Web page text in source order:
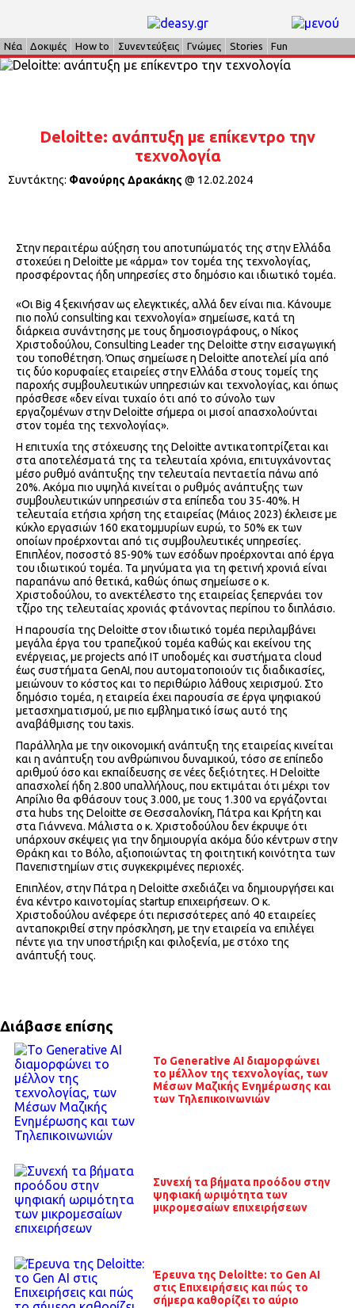
Νέα Δοκιμές How to Συνεντεύξεις Γνώμες Stories Fun
Deloitte: ανάπτυξη με επίκεντρο την
τεχνολογία
Συντάκτης: Φανούρης Δρακάκης @ 12.02.2024
Στην περαιτέρω αύξηση του αποτυπώματός της στην Ελλάδα
στοχεύει η Deloitte με «άρμα» τον τομέα της τεχνολογίας,
προσφέροντας ήδη υπηρεσίες στο δημόσιο και ιδιωτικό τομέα.
«Οι Big 4 ξεκινήσαν ως ελεγκτικές, αλλά δεν είναι πια. Κάνουμε
πιο πολύ consulting και τεχνολογία» σημείωσε, κατά τη
διάρκεια συνάντησης με τους δημοσιογράφους, ο Νίκος
Χριστοδούλου, Consulting Leader της Deloitte στην εισαγωγική
του τοποθέτηση. Όπως σημείωσε η Deloitte αποτελεί μία από
τις δύο κορυφαίες εταιρείες στην Ελλάδα στους τομείς της
παροχής συμβουλευτικών υπηρεσιών και τεχνολογίας, και όπως
πρόσθεσε «δεν είναι τυχαίο ότι από το σύνολο των
εργαζομένων στην Deloitte σήμερα οι μισοί απασχολούνται
στον τομέα της τεχνολογίας».
Η επιτυχία της στόχευσης της Deloitte αντικατοπτρίζεται και
στα αποτελέσματά της τα τελευταία χρόνια, επιτυγχάνοντας
μέσο ρυθμό ανάπτυξης την τελευταία πενταετία πάνω από
20%. Ακόμα πιο υψηλά κινείται ο ρυθμός ανάπτυξης των
συμβουλευτικών υπηρεσιών στα επίπεδα του 35-40%. Η
τελευταία ετήσια χρήση της εταιρείας (Μάιος 2023) έκλεισε με
κύκλο εργασιών 160 εκατομμυρίων ευρώ, το 50% εκ των
οποίων προέρχονται από τις συμβουλευτικές υπηρεσίες.
Επιπλέον, ποσοστό 85-90% των εσόδων προέρχονται από έργα
του ιδιωτικού τομέα. Τα μηνύματα για τη φετινή χρονιά είναι
παραπάνω από θετικά, καθώς όπως σημείωσε ο κ.
Χριστοδούλου, το ανεκτέλεστο της εταιρείας ξεπερνάει τον
τζίρο της τελευταίας χρονιάς φτάνοντας περίπου το διπλάσιο.
Η παρουσία της Deloitte στον ιδιωτικό τομέα περιλαμβάνει
μεγάλα έργα του τραπεζικού τομέα καθώς και εκείνου της
ενέργειας, με projects από ΙΤ υποδομές και συστήματα cloud
έως συστήματα GenAI, που αυτοματοποιούν τις διαδικασίες,
μειώνουν το κόστος και το περιθώριο λάθους χειρισμού. Στο
δημόσιο τομέα, η εταιρεία έχει παρουσία σε έργα ψηφιακού
μετασχηματισμού, με πιο εμβληματικό ίσως αυτό της
αναβάθμισης του taxis.
Παράλληλα με την οικονομική ανάπτυξη της εταιρείας κινείται
και η ανάπτυξη του ανθρώπινου δυναμικού, τόσο σε επίπεδο
αριθμού όσο και εκπαίδευσης σε νέες δεξιότητες. Η Deloitte
απασχολεί ήδη 2.800 υπαλλήλους, που εκτιμάται ότι μέχρι τον
Απρίλιο θα φθάσουν τους 3.000, με τους 1.300 να εργάζονται
στα hubs της Deloitte σε Θεσσαλονίκη, Πάτρα και Κρήτη και
στα Γιάννενα. Μάλιστα ο κ. Χριστοδούλου δεν έκρυψε ότι
υπάρχουν σκέψεις για την δημιουργία ακόμα δύο κέντρων στην
Θράκη και το Βόλο, αξιοποιώντας τη φοιτητική κοινότητα των
Πανεπιστημίων στις συγκεκριμένες περιοχές.
Επιπλέον, στην Πάτρα η Deloitte σχεδιάζει να δημιουργήσει και
ένα κέντρο καινοτομίας startup επιχειρήσεων. Ο κ.
Χριστοδούλου ανέφερε ότι περισσότερες από 40 εταιρείες
ανταποκριθεί στην πρόσκληση, με την εταιρεία να επιλέγει
πέντε για την υποστήριξη και φιλοξενία, με στόχο της
ανάπτυξή τους.
Διάβασε επίσης
To Generative AI διαμορφώνει
το μέλλον της τεχνολογίας, των
Μέσων Μαζικής Ενημέρωσης και
των Τηλεπικοινωνιών
Συνεχή τα βήματα προόδου στην
ψηφιακή ωριμότητα των
μικρομεσαίων επιχειρήσεων
Έρευνα της Deloitte: το Gen AI
στις Επιχειρήσεις και πώς το
σήμερα καθορίζει το αύριο